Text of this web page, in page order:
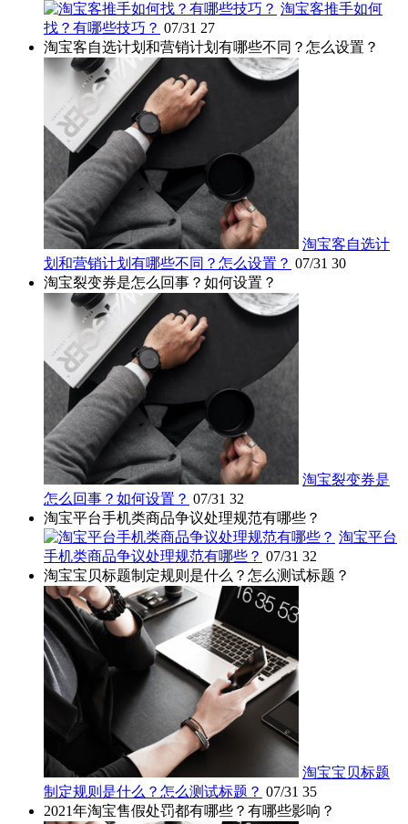
淘宝客推手如何
找？有哪些技巧？ 07/31 27
淘宝客自选计划和营销计划有哪些不同？怎么设置？
淘宝客自选计
划和营销计划有哪些不同？怎么设置？ 07/31 30
淘宝裂变券是怎么回事？如何设置？
淘宝裂变券是
怎么回事？如何设置？ 07/31 32
淘宝平台手机类商品争议处理规范有哪些？
淘宝平台
手机类商品争议处理规范有哪些？ 07/31 32
淘宝宝贝标题制定规则是什么？怎么测试标题？
淘宝宝贝标题
制定规则是什么？怎么测试标题？ 07/31 35
2021年淘宝售假处罚都有哪些？有哪些影响？